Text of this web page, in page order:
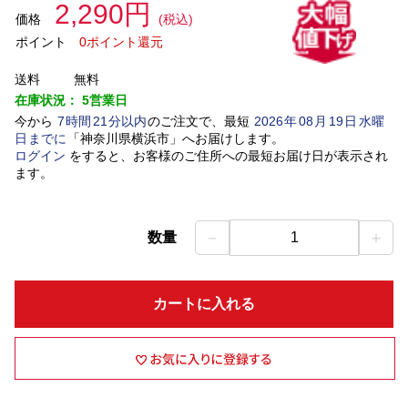
価格 2,290円
(税込)
ポイント
0ポイント還元
送料
無料
在庫状況： 5営業日
今から 7時間 21 分以内のご注文で、最短 2026年08 月 19日水曜
日 までに 「神奈川県横浜市」 へお届けします。
ログイン をすると、お客様のご住所への最短お届け日が表示され
ます。
数量 － 1 ＋
カートに入れる